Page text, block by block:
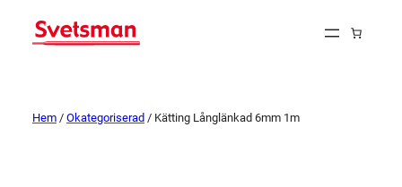
Hem / Okategoriserad / Kätting Långlänkad 6mm 1m